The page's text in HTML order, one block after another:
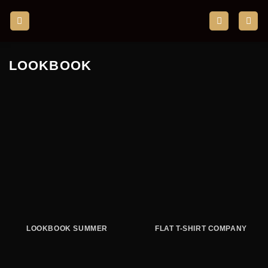
Inhalt
LOOKBOOK
LOOKBOOK SUMMER FLAT T-SHIRT COMPANY